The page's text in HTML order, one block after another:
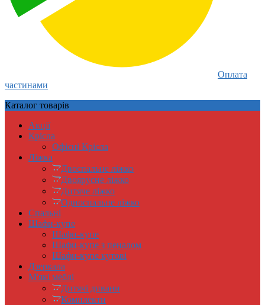
Оплата
частинами
Каталог товарів
Акції
Крісла
Офісні Крісла
Ліжка
Двоспальне ліжко
Двоярусне ліжко
Дитяче ліжко
Односпальне ліжко
Спальні
Шафи-купе
Шафи-купе
Шафи-купе з пеналом
Шафи-купе кутові
Дзеркала
М'які меблі
Дитячі дивани
Комплекти